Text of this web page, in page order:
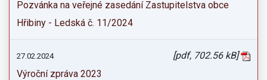
Pozvánka na veřejné zasedání Zastupitelstva obce
Hřibiny - Ledská č. 11/2024
27.02.2024
[pdf, 702.56 kB]
Výroční zpráva 2023